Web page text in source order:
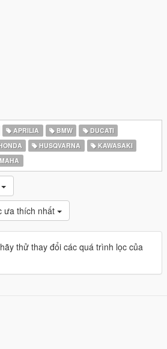
APRILIA BMW
DUCATI
HUSQVARNA
KAWASAKI
ưa thích nhất
thử thay đổi các quá trình lọc của